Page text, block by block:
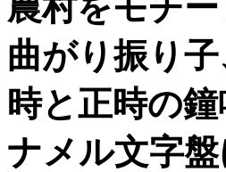
曲がり振り
時と正時の
ナメル文字